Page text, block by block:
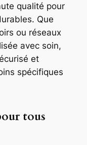
qualité pour
Que
ou réseaux
avec soin,
et
spécifiques
tous